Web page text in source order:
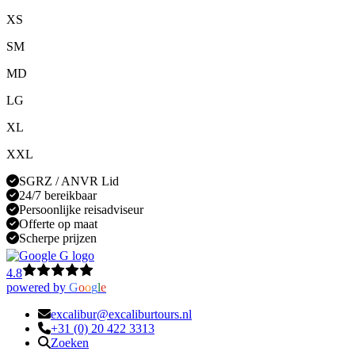
XS
SM
MD
LG
XL
XXL
SGRZ / ANVR Lid
24/7 bereikbaar
Persoonlijke reisadviseur
Offerte op maat
Scherpe prijzen
4.8
powered by Google
excalibur@excaliburtours.nl
+31 (0) 20 422 3313
Zoeken